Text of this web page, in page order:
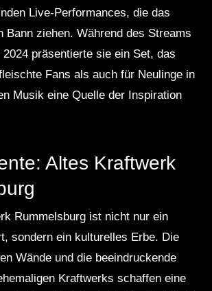
Live-Performances, die das
Bann ziehen. Während des Streams
präsentierte sie ein Set, das
Fans als auch für Neulinge in
Musik eine Quelle der Inspiration
Altes Kraftwerk
Rummelsburg ist nicht nur ein
sondern ein kulturelles Erbe. Die
Wände und die beeindruckende
Kraftwerks schaffen eine